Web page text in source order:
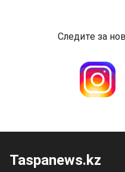
Следите за
Taspanews.kz